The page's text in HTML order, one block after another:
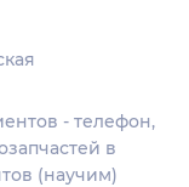
- телефон,
в
(научим)